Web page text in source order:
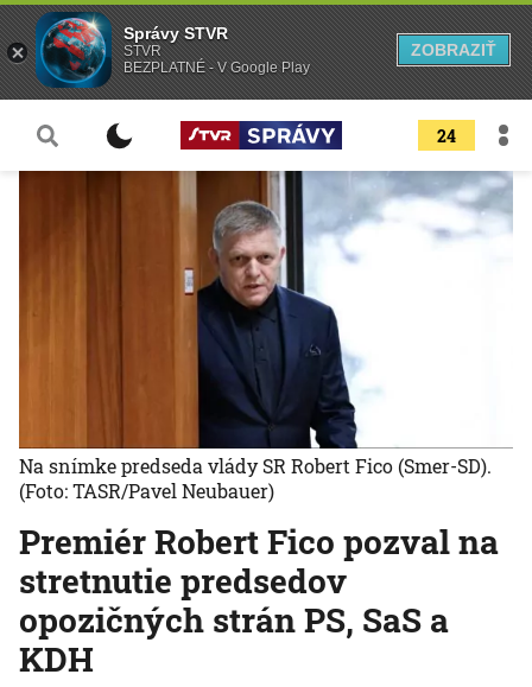
24
Premiér Robert Fico pozval na
stretnutie predsedov
opozičných strán PS, SaS a
KDH
Na snímke predseda vlády SR Robert Fico (Smer-SD).
(Foto: TASR/Pavel Neubauer)
Správy STVR
STVR
BEZPLATNÉ - V Google Play
ZOBRAZIŤ